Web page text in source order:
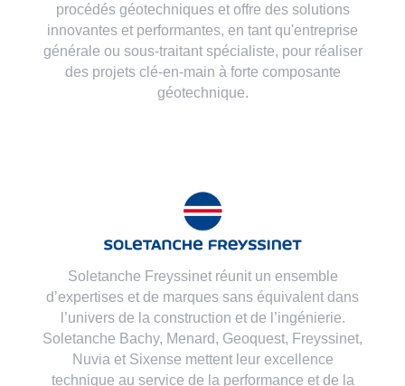
procédés géotechniques et offre des solutions
innovantes et performantes, en tant qu'entreprise
générale ou sous-traitant spécialiste, pour réaliser
des projets clé-en-main à forte composante
géotechnique.
Soletanche Freyssinet réunit un ensemble
d’expertises et de marques sans équivalent dans
l’univers de la construction et de l’ingénierie.
Soletanche Bachy, Menard, Geoquest, Freyssinet,
Nuvia et Sixense mettent leur excellence
technique au service de la performance et de la